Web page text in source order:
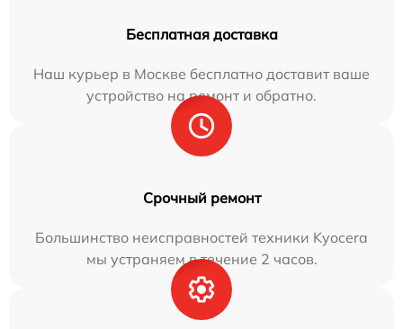
Бесплатная доставка
Наш курьер в Москве бесплатно доставит ваше
устройство на ремонт и обратно.
Срочный ремонт
Большинство неисправностей техники Kyocera
мы устраняем в течение 2 часов.